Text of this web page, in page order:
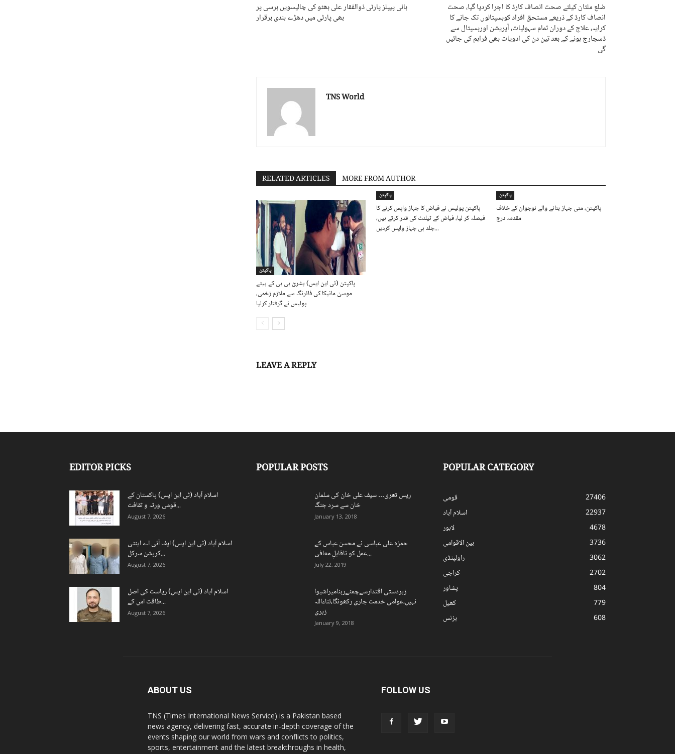
بانی پیپلز پارٹی ذوالفقار علی بھٹو کی چالیسویں برسی پر
بھی پارٹی میں دھڑے بندی برقرار
ضلع ملتان کیلئے صحت انصاف کارڈ کا اجرا کردیا گیا، صحت
انصاف کارڈ کے ذریعے مستحق افراد کوہسپتالوں تک جانے کا
کرایہ، علاج کے دوران تمام سہولیات، آپریشن اورہسپتال سے
ڈسچارج ہونے کے بعد تین دن کی ادویات بھی فراہم کی جائیں
گی
TNS World
RELATED ARTICLES MORE FROM AUTHOR
پاکپتن
پاکپتن (ٹی این ایس) بشریٰ بی بی کے بیٹے
موسیٰ مانیکا کی فائرنگ سے ملازم زخمی،
پولیس نے گرفتار کرلیا
پاکپتن
پاکپتن پولیس نے فیاض کا جہاز واپس کرنے کا
فیصلہ کر لیا، فیاض کے ٹیلنٹ کی قدر کرتے ہیں،
جلد ہی جہاز واپس کردیں...
پاکپتن
پاکپتن، منی جہاز بنانے والے نوجوان کے خلاف
مقدمہ درج
LEAVE A REPLY
EDITOR PICKS
اسلام آباد (ٹی این ایس) پاکستان کے
قومی ورثہ و ثقافت...
August 7, 2026
اسلام آباد (ٹی این ایس) ایف آئی اے اینٹی
کرپشن سرکل...
August 7, 2026
اسلام آباد (ٹی این ایس) ریاست کی اصل
طاقت اس کے...
August 7, 2026
POPULAR POSTS
ریس تھری… سیف علی خان کی سلمان
خان سے سرد جنگ
January 13, 2018
حمزہ علی عباسی نے محسن عباس کے
عمل کو ناقابلِ معافی...
July 22, 2019
زبردستی اقتدارسےچمٹےرہنامیراشیوا
نہیں،عوامی خدمت جاری رکھونگا،ثناءاللہ
زہری
January 9, 2018
POPULAR CATEGORY
قومی
27406
اسلام آباد
22937
لاہور
4678
بین الاقوامی
3736
راولپنڈی
3062
کراچی
2702
پشاور
804
کھیل
779
بزنس
608
ABOUT US
TNS (Times International News Service) is a Pakistan based
news agency, delivering fast, accurate in-depth coverage of the
events shaping our world from wars and conflicts to politics,
sports, entertainment and the latest breakthroughs in health,
FOLLOW US